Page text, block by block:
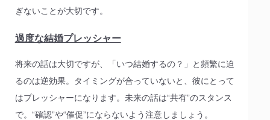
ぎないことが大切です。
過度な結婚プレッシャー
将来の話は大切ですが、「いつ結婚するの？」と頻繁に迫
るのは逆効果。タイミングが合っていないと、彼にとって
はプレッシャーになります。未来の話は“共有”のスタンス
で。“確認”や“催促”にならないよう注意しましょう。